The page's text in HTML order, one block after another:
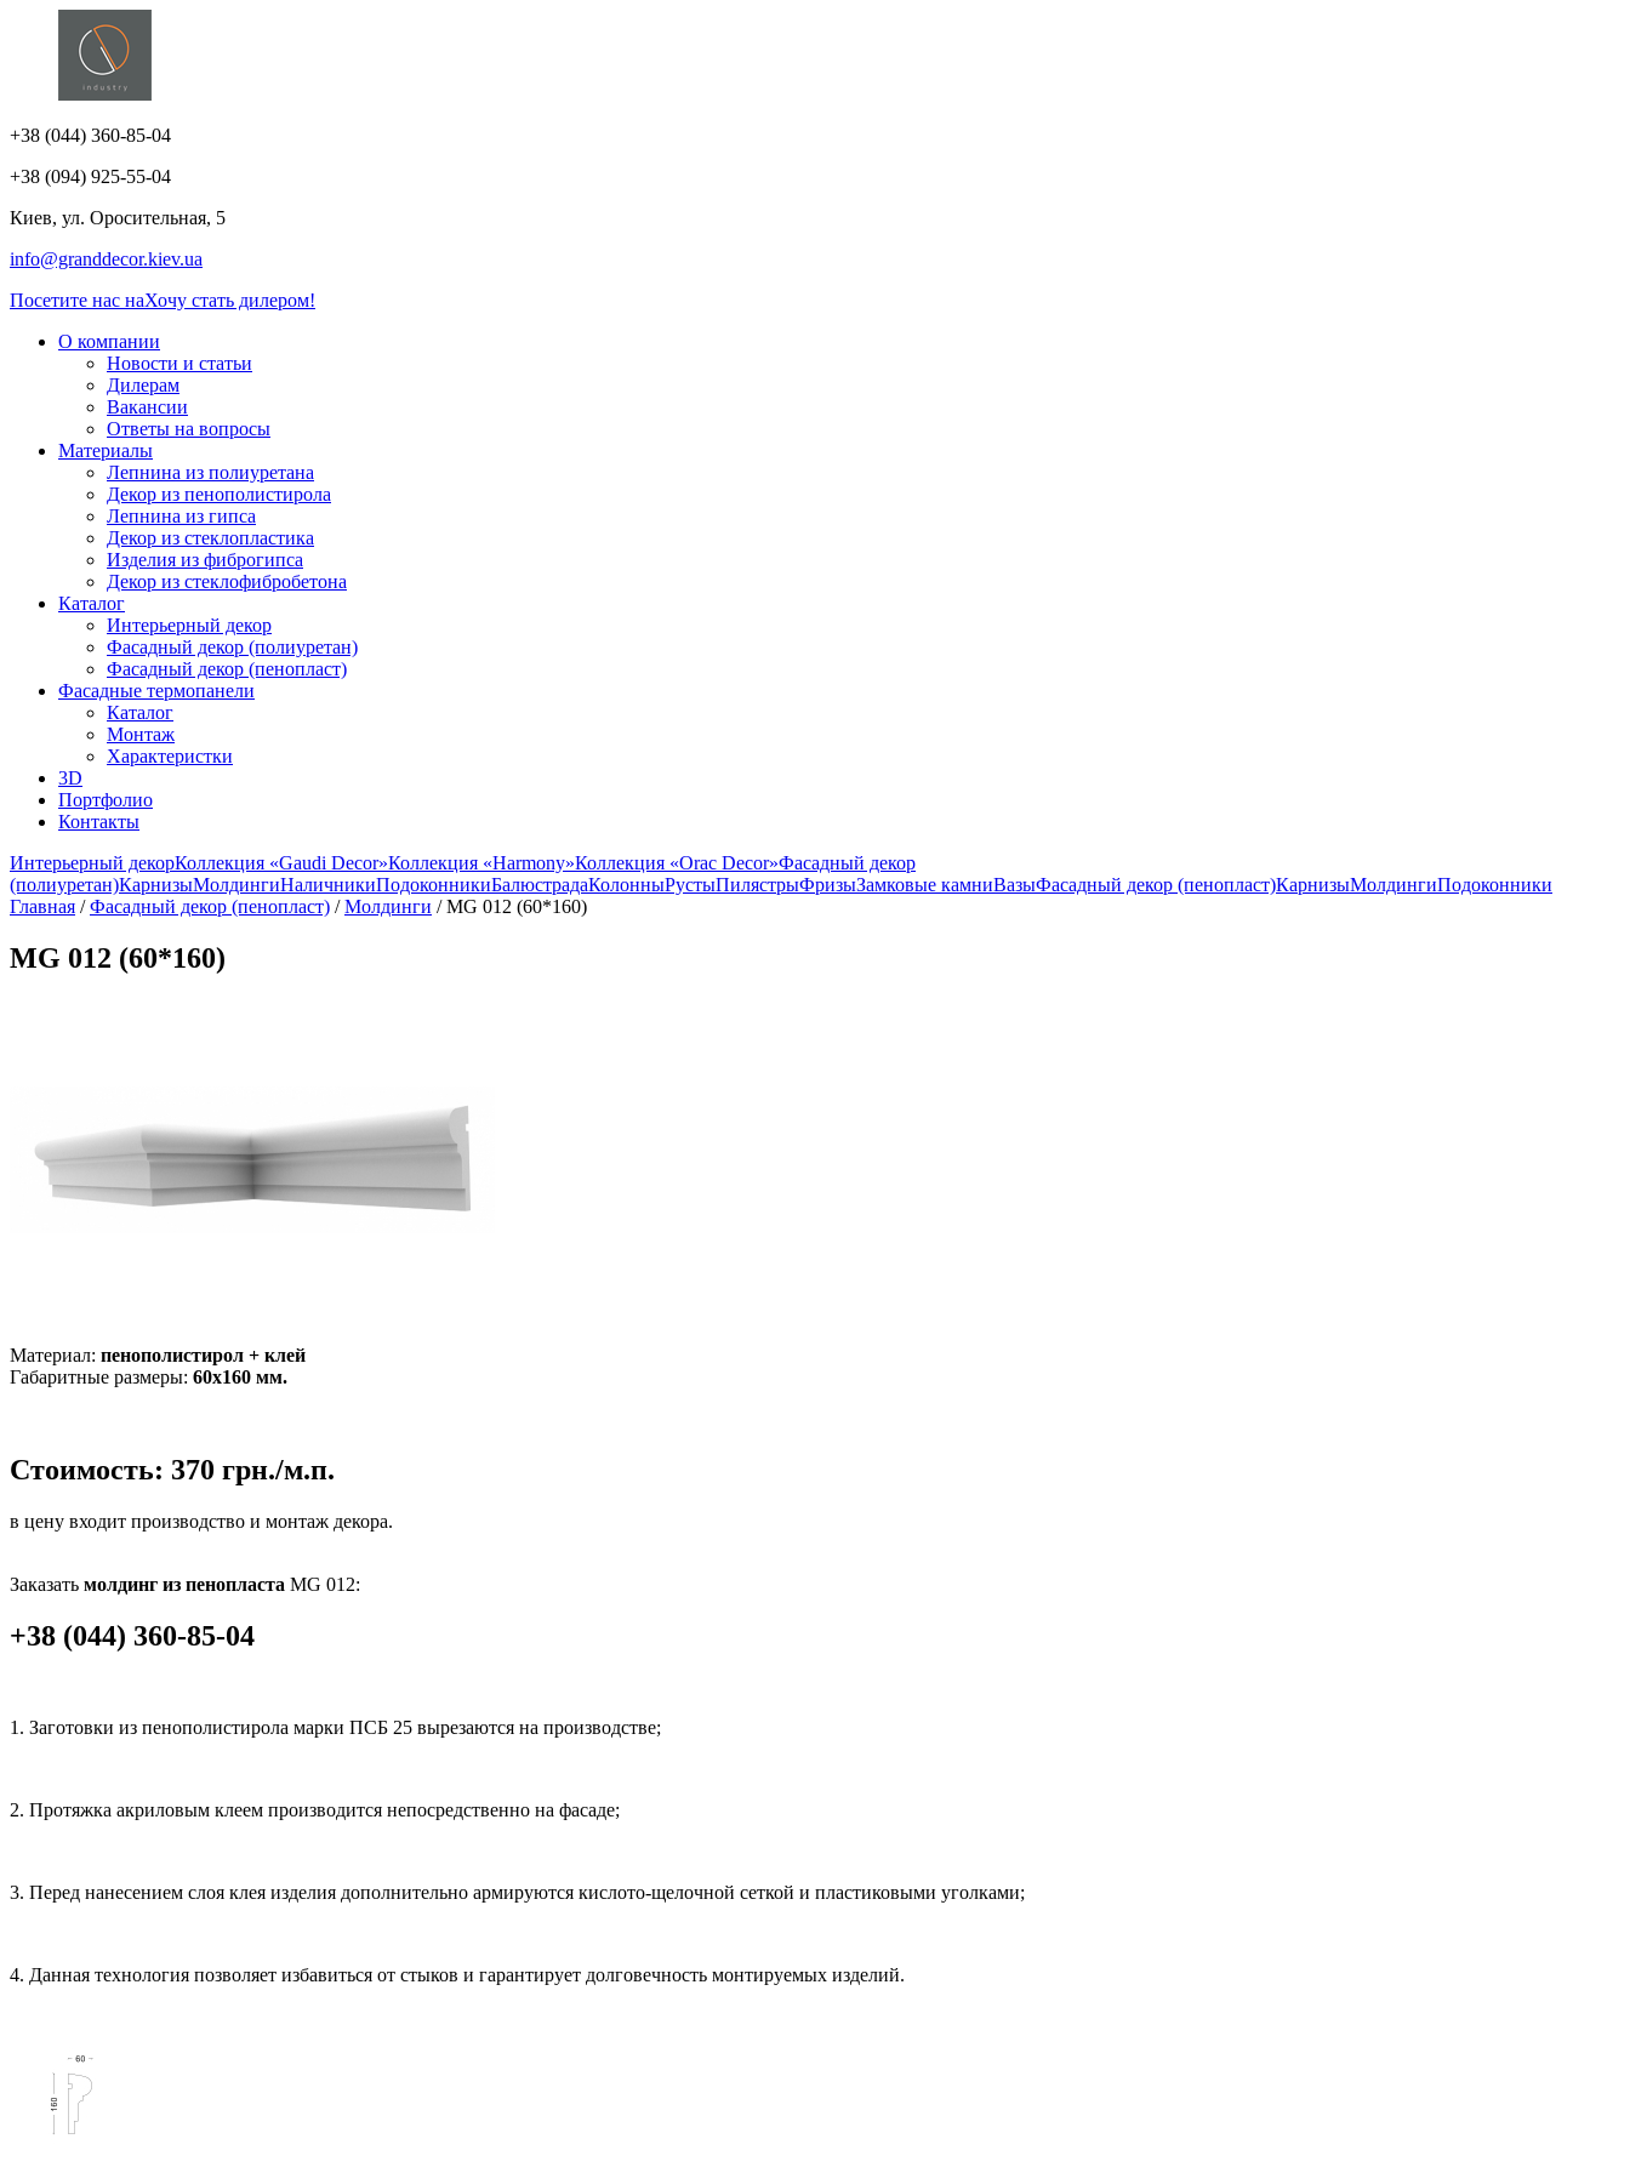
+38 (044) 360-85-04
+38 (094) 925-55-04
Киев, ул. Оросительная, 5
info@granddecor.kiev.ua
Посетите нас наХочу стать дилером!
О компании
Новости и статьи
Дилерам
Вакансии
Ответы на вопросы
Материалы
Лепнина из полиуретана
Декор из пенополистирола
Лепнина из гипса
Декор из стеклопластика
Изделия из фиброгипса
Декор из стеклофибробетона
Каталог
Интерьерный декор
Фасадный декор (полиуретан)
Фасадный декор (пенопласт)
Фасадные термопанели
Каталог
Монтаж
Характеристки
3D
Портфолио
Контакты
Интерьерный декорКоллекция «Gaudi Decor»Коллекция «Harmony»Коллекция «Orac Decor»Фасадный декор
(полиуретан)КарнизыМолдингиНаличникиПодоконникиБалюстрадаКолонныРустыПилястрыФризыЗамковые камниВазыФасадный декор (пенопласт)КарнизыМолдингиПодоконники
Главная /Фасадный декор (пенопласт) /Молдинги / MG 012 (60*160)
MG 012 (60*160)
Материал: пенополистирол + клей
Габаритные размеры: 60х160 мм.
Стоимость: 370 грн./м.п.
в цену входит производство и монтаж декора.
Заказать молдинг из пенопласта MG 012:
+38 (044) 360-85-04
1. Заготовки из пенополистирола марки ПСБ 25 вырезаются на производстве;
2. Протяжка акриловым клеем производится непосредственно на фасаде;
3. Перед нанесением слоя клея изделия дополнительно армируются кислото-щелочной сеткой и пластиковыми уголками;
4. Данная технология позволяет избавиться от стыков и гарантирует долговечность монтируемых изделий.